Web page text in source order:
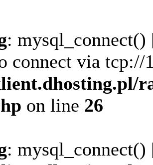
: mysql_connect()
connect via
on line 26
: mysql_connect()